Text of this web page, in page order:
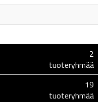
2
tuoteryhmää
19
tuoteryhmää